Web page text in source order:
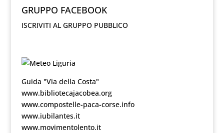
GRUPPO FACEBOOK
ISCRIVITI AL GRUPPO PUBBLICO
Guida "Via della Costa"
www.bibliotecajacobea.org
www.compostelle-paca-corse.info
www.iubilantes.it
www.movimentolento.it